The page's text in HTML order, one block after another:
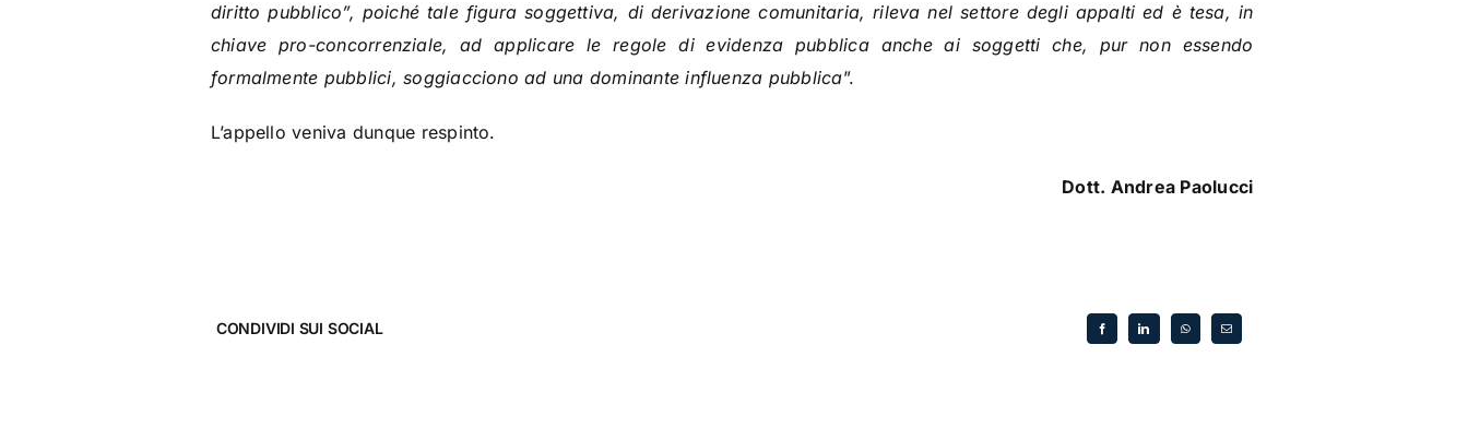
diritto pubblico”, poiché tale figura soggettiva, di derivazione comunitaria, rileva nel settore degli appalti ed è tesa, in
chiave pro-concorrenziale, ad applicare le regole di evidenza pubblica anche ai soggetti che, pur non essendo
formalmente pubblici, soggiacciono ad una dominante influenza pubblica”.
L’appello veniva dunque respinto.
Dott. Andrea Paolucci
CONDIVIDI SUI SOCIAL